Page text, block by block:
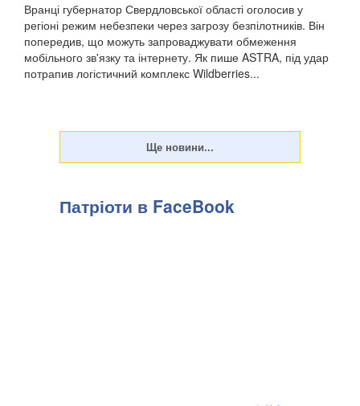
Вранці губернатор Свердловської області оголосив у
регіоні режим небезпеки через загрозу безпілотників. Він
попередив, що можуть запроваджувати обмеження
мобільного зв'язку та інтернету. Як пише ASTRA, під удар
потрапив логістичний комплекс Wildberries...
Патріоти в FaceBook